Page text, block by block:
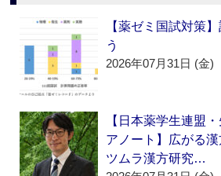
【薬ゼミ国試対策
う
2026年07月31日 (金)
【日本薬学生連盟
アノート】広がる
ツムラ漢方研究…